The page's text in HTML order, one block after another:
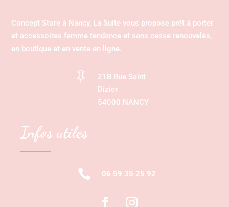
Concept Store à Nancy, La Suite vous propose prêt à porter
et accessoires femme tendance et sans cesse renouvelés,
en boutique et en vente en ligne.

21B Rue Saint
Dizier
54000 NANCY
Infos utiles
 06 59 35 25 92